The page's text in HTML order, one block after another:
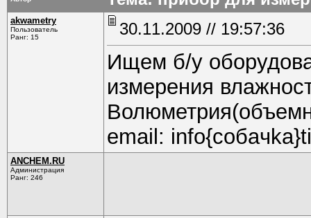
akwametry
Пользователь
Ранг: 15
30.11.2009 // 19:57:36
Ищем б/у
измерения
email:
ANCHEM.RU
Администрация
Ранг: 246